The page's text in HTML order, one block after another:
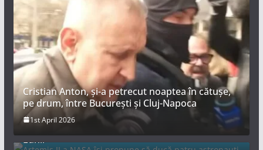
Cristian Anton, și-a petrecut noaptea în cătușe,
pe drum, între București și Cluj-Napoca
1st April 2026
Artemis II a NASA își propune să ducă patru
astronauți într-un zbor spațial record în jurul
Lunii